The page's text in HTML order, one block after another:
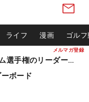
メルマガ登録
ライフ 漫画 ゴル
松山英樹ら出場 ウィンダム選手権のリーダーボード
ボード